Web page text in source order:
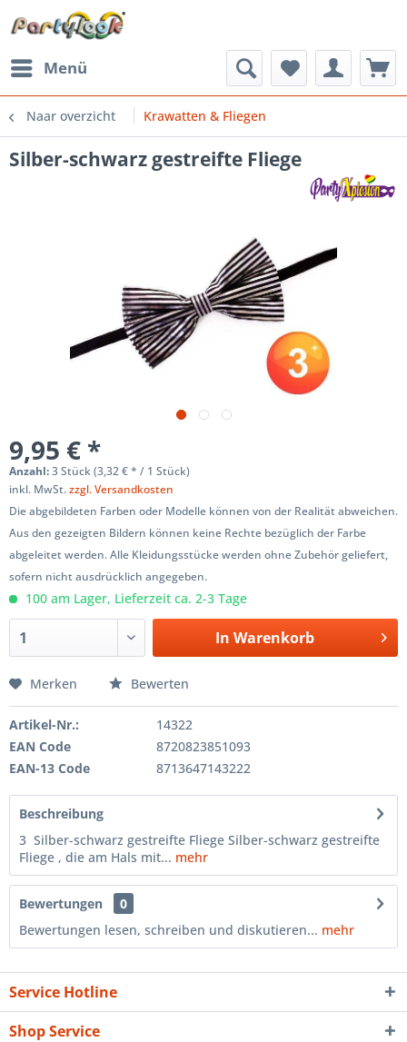
Menü
Naar overzicht Krawatten & Fliegen
Silber-schwarz gestreifte Fliege
9,95 € *
Anzahl:3 Stück (3,32 € * / 1 Stück)
inkl. MwSt.zzgl. Versandkosten
Die abgebildeten Farben oder Modelle können von der Realität abweichen.
Aus den gezeigten Bildern können keine Rechte bezüglich der Farbe
abgeleitet werden. Alle Kleidungsstücke werden ohne Zubehör geliefert,
sofern nicht ausdrücklich angegeben.
100 am Lager, Lieferzeit ca. 2-3 Tage
In Warenkorb
Merken Bewerten
Artikel-Nr.:
14322
EAN Code
8720823851093
EAN-13 Code
8713647143222
Beschreibung
3 Silber-schwarz gestreifte Fliege Silber-schwarz gestreifte
Fliege , die am Hals mit... mehr
Bewertungen
0
Bewertungen lesen, schreiben und diskutieren... mehr
Service Hotline
Shop Service